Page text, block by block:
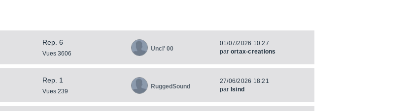
Rep. 6
Vues 3606
Uncl' 00
01/07/2026 10:27
par ortax-creations
Rep. 1
Vues 239
RuggedSound
27/06/2026 18:21
par lsind